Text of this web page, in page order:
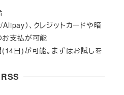
）、クレジットカードや暗
支払が可能
日)が可能。まずはお試しを
RSS